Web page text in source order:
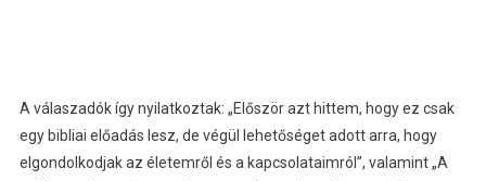
A válaszadók így nyilatkoztak: „Először azt hittem, hogy ez csak
egy bibliai előadás lesz, de végül lehetőséget adott arra, hogy
elgondolkodjak az életemről és a kapcsolataimról”, valamint „A